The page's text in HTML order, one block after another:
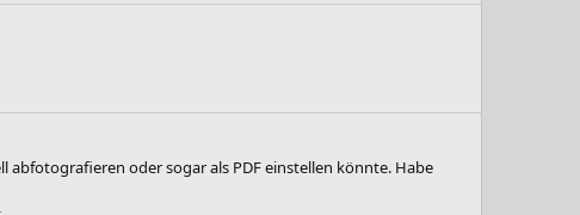
abfotografieren oder sogar als PDF einstellen könnte. Habe